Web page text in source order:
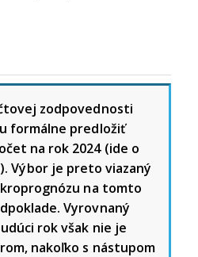
zodpovednosti
formálne predložiť
na rok 2024 (ide o
Výbor je preto viazaný
na tomto
Vyrovnaný
rok však nie je
nakoľko s nástupom